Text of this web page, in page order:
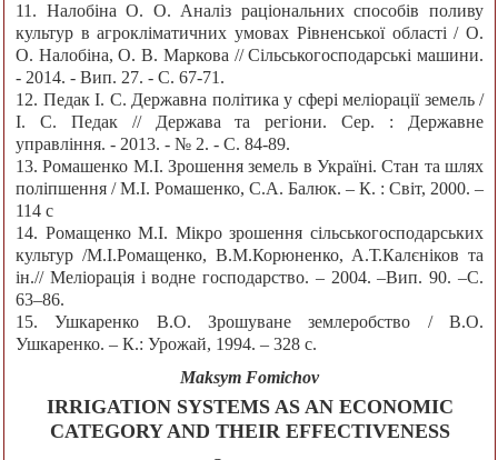
11. Налобіна О. О. Аналіз раціональних способів поливу
культур в агрокліматичних умовах Рівненської області / О.
О. Налобіна, О. В. Маркова // Сільськогосподарські машини.
- 2014. - Вип. 27. - С. 67-71.
12. Педак І. С. Державна політика у сфері меліорації земель /
І. С. Педак // Держава та регіони. Сер. : Державне
управління. - 2013. - № 2. - С. 84-89.
13. Ромашенко М.І. Зрошення земель в Україні. Стан та шлях
поліпшення / М.І. Ромашенко, С.А. Балюк. – К. : Світ, 2000. –
114 с
14. Ромащенко М.І. Мікро зрошення сільськогосподарських
культур /М.І.Ромащенко, В.М.Корюненко, А.Т.Калєніков та
ін.// Меліорація і водне господарство. – 2004. –Вип. 90. –С.
63–86.
15. Ушкаренко В.О. Зрошуване землеробство / В.О.
Ушкаренко. – К.: Урожай, 1994. – 328 с.
Maksym Fomichov
IRRIGATION SYSTEMS AS AN ECONOMIC
CATEGORY AND THEIR EFFECTIVENESS